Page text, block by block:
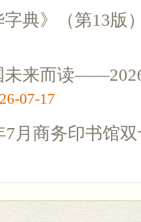
字典》（第13版
未来而读
07-17
7月商务印书馆